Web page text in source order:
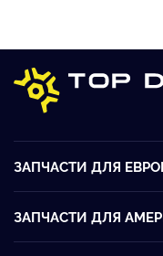
ЗАПЧАСТИ ДЛЯ
ЗАПЧАСТИ ДЛЯ